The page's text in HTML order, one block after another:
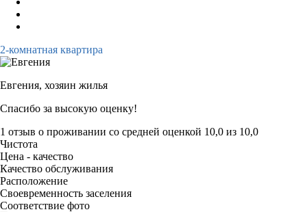
2-комнатная квартира
Евгения, хозяин жилья
Спасибо за высокую оценку!
1 отзыв о проживании со средней оценкой 10,0 из 10,0
Чистота
Цена - качество
Качество обслуживания
Расположение
Своевременность заселения
Соответствие фото